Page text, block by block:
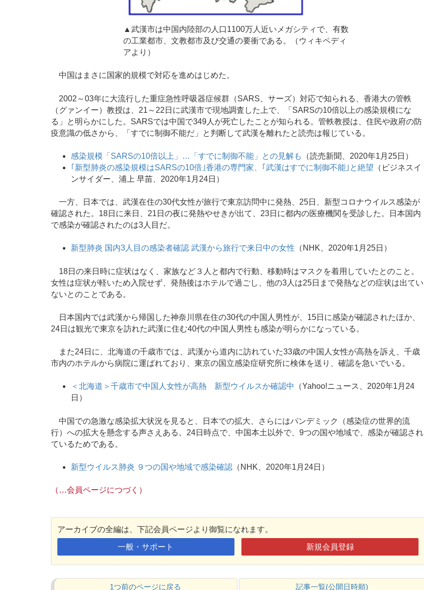
▲武漢市は中国内陸部の人口1100万人近いメガシティで、有数
の工業都市、文教都市及び交通の要衝である。（ウィキペディ
アより）
中国はまさに国家的規模で対応を進めはじめた。
2002～03年に大流行した重症急性呼吸器症候群（SARS、サーズ）対応で知られる、香港大の管軼
（グァンイー）教授は、21～22日に武漢市で現地調査した上で、「SARSの10倍以上の感染規模にな
る」と明らかにした。SARSでは中国で349人が死亡したことが知られる。管軼教授は、住民や政府の防
疫意識の低さから、「すでに制御不能だ」と判断して武漢を離れたと読売は報じている。
感染規模「SARSの10倍以上」…「すでに制御不能」との見解も
（読売新聞、2020年1月25日）
｢新型肺炎の感染規模はSARSの10倍｣香港の専門家、｢武漢はすでに制御不能｣と絶望 （ビジネスイ
ンサイダー、浦上 早苗、2020年1月24日）
一方、日本では、武漢在住の30代女性が旅行で東京訪問中に発熱、25日、新型コロナウイルス感染が
確認された。18日に来日、21日の夜に発熱やせきが出て、23日に都内の医療機関を受診した。日本国内
で感染が確認されたのは3人目だ。
新型肺炎 国内3人目の感染者確認 武漢から旅行で来日中の女性 （NHK、2020年1月25日）
18日の来日時に症状はなく、家族など３人と都内で行動、移動時はマスクを着用していたとのこと。
女性は症状が軽いため入院せず、発熱後はホテルで過ごし、他の3人は25日まで発熱などの症状は出てい
ないとのことである。
日本国内では武漢から帰国した神奈川県在住の30代の中国人男性が、15日に感染が確認されたほか、
24日は観光で東京を訪れた武漢に住む40代の中国人男性も感染が明らかになっている。
また24日に、北海道の千歳市では、武漢から道内に訪れていた33歳の中国人女性が高熱を訴え、千歳
市内のホテルから病院に運ばれており、東京の国立感染症研究所に検体を送り、確認を急いでいる。
＜北海道＞千歳市で中国人女性が高熱 新型ウイルスか確認中
（Yahoo!ニュース、2020年1月24
日）
中国での急激な感染拡大状況を見ると、日本での拡大、さらにはパンデミック（感染症の世界的流
行）への拡大を懸念する声さえある。24日時点で、中国本土以外で、9つの国や地域で、感染が確認され
ているためである。
新型ウイルス肺炎 ９つの国や地域で感染確認 （NHK、2020年1月24日）
（…会員ページにつづく）
アーカイブの全編は、下記会員ページより御覧になれます。
一般・サポート 新規会員登録
1つ前のページに戻る 記事一覧(公開日時順)